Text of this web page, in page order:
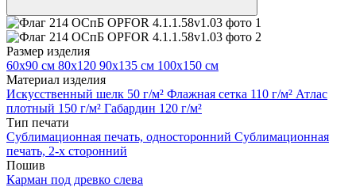
Размер изделия
60х90 см 80х120 90х135 см 100х150 см
Материал изделия
Искусственный шелк 50 г/м² Флажная сетка 110 г/м² Атлас
плотный 150 г/м² Габардин 120 г/м²
Тип печати
Сублимационная печать, односторонний Сублимационная
печать, 2-х сторонний
Пошив
Карман под древко слева